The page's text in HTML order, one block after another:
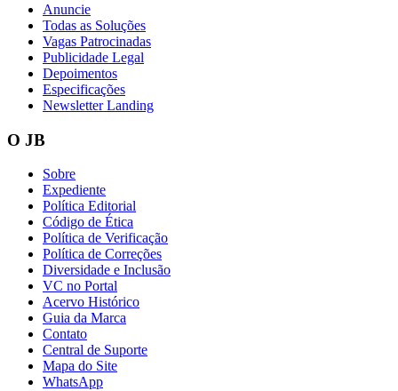
Anuncie
Todas as Soluções
Vagas Patrocinadas
Publicidade Legal
Depoimentos
Especificações
Newsletter Landing
O JB
Sobre
Expediente
Política Editorial
Código de Ética
Política de Verificação
Política de Correções
Diversidade e Inclusão
VC no Portal
Acervo Histórico
Guia da Marca
Contato
Central de Suporte
Mapa do Site
WhatsApp